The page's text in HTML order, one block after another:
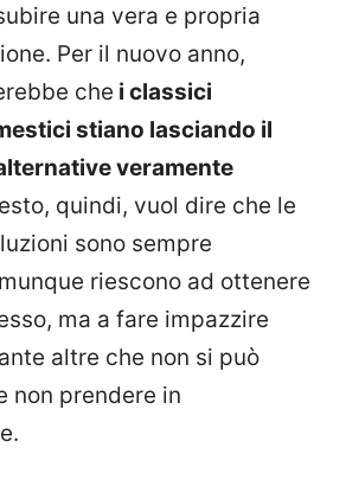
una vera e propria
Per il nuovo anno,
che i classici
stiano lasciando il
veramente
quindi, vuol dire che le
sono sempre
riescono ad ottenere
ma a fare impazzire
altre che non si può
non prendere in